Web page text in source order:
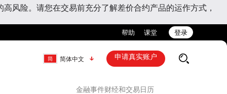
风险。请您在交易前充分了解差价合约产品的运作方式，
帮助 课堂 登录
简体中文 申请真实账户
金融事件财经和交易日历